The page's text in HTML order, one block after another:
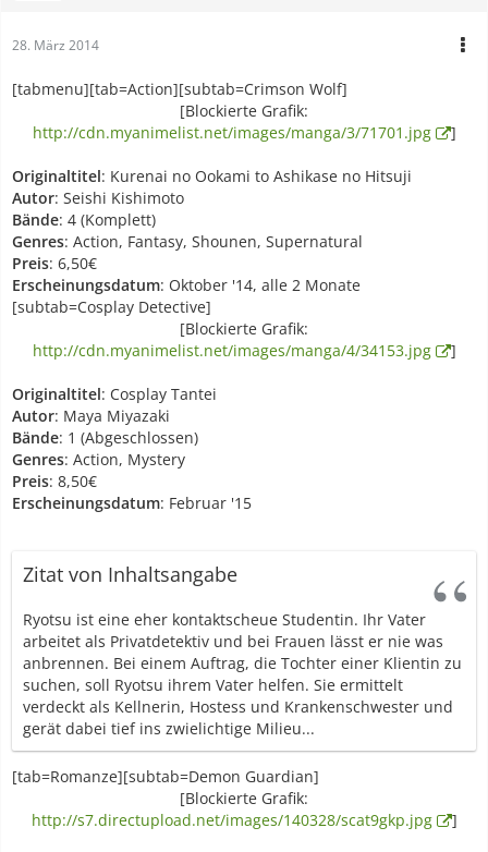
28. März 2014
[tabmenu][tab=Action][subtab=Crimson Wolf]
[Blockierte Grafik:
http://cdn.myanimelist.net/images/manga/3/71701.jpg
]
Originaltitel: Kurenai no Ookami to Ashikase no Hitsuji
Autor: Seishi Kishimoto
Bände: 4 (Komplett)
Genres: Action, Fantasy, Shounen, Supernatural
Preis: 6,50€
Erscheinungsdatum: Oktober '14, alle 2 Monate
[subtab=Cosplay Detective]
[Blockierte Grafik:
http://cdn.myanimelist.net/images/manga/4/34153.jpg
]
Originaltitel: Cosplay Tantei
Autor: Maya Miyazaki
Bände: 1 (Abgeschlossen)
Genres: Action, Mystery
Preis: 8,50€
Erscheinungsdatum: Februar '15
Zitat von Inhaltsangabe
Ryotsu ist eine eher kontaktscheue Studentin. Ihr Vater
arbeitet als Privatdetektiv und bei Frauen lässt er nie was
anbrennen. Bei einem Auftrag, die Tochter einer Klientin zu
suchen, soll Ryotsu ihrem Vater helfen. Sie ermittelt
verdeckt als Kellnerin, Hostess und Krankenschwester und
gerät dabei tief ins zwielichtige Milieu...
[tab=Romanze][subtab=Demon Guardian]
[Blockierte Grafik:
http://s7.directupload.net/images/140328/scat9gkp.jpg
]